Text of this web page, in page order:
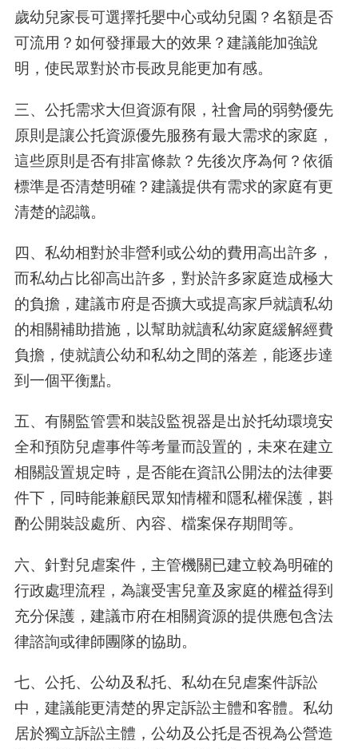
歲幼兒家長可選擇托嬰中心或幼兒園？名額是否
可流用？如何發揮最大的效果？建議能加強說
明，使民眾對於市長政見能更加有感。
三、公托需求大但資源有限，社會局的弱勢優先
原則是讓公托資源優先服務有最大需求的家庭，
這些原則是否有排富條款？先後次序為何？依循
標準是否清楚明確？建議提供有需求的家庭有更
清楚的認識。
四、私幼相對於非營利或公幼的費用高出許多，
而私幼占比卻高出許多，對於許多家庭造成極大
的負擔，建議市府是否擴大或提高家戶就讀私幼
的相關補助措施，以幫助就讀私幼家庭緩解經費
負擔，使就讀公幼和私幼之間的落差，能逐步達
到一個平衡點。
五、有關監管雲和裝設監視器是出於托幼環境安
全和預防兒虐事件等考量而設置的，未來在建立
相關設置規定時，是否能在資訊公開法的法律要
件下，同時能兼顧民眾知情權和隱私權保護，斟
酌公開裝設處所、內容、檔案保存期間等。
六、針對兒虐案件，主管機關已建立較為明確的
行政處理流程，為讓受害兒童及家庭的權益得到
充分保護，建議市府在相關資源的提供應包含法
律諮詢或律師團隊的協助。
七、公托、公幼及私托、私幼在兒虐案件訴訟
中，建議能更清楚的界定訴訟主體和客體。私幼
居於獨立訴訟主體，公幼及公托是否視為公營造